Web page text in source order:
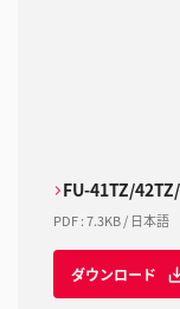
FU-41TZ/
PDF:7.3KB/ 日本語
ダウンロード